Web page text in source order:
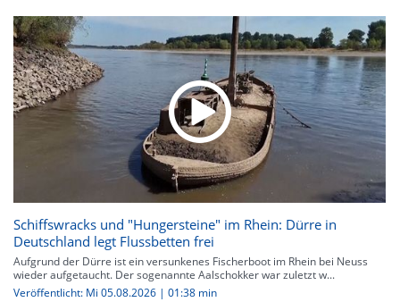
Schiffswracks und "Hungersteine" im Rhein: Dürre in
Deutschland legt Flussbetten frei
Aufgrund der Dürre ist ein versunkenes Fischerboot im Rhein bei Neuss
wieder aufgetaucht. Der sogenannte Aalschokker war zuletzt w...
Veröffentlicht: Mi 05.08.2026 | 01:38 min